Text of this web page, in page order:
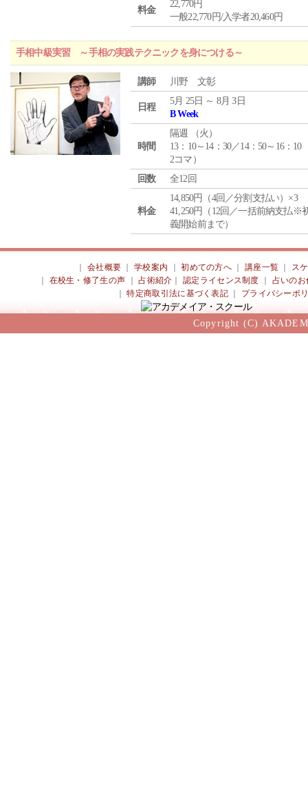
料金
22,770円
一般22,770円/入学者20,460円
手相中級実習 ～手相の実践テクニックを身につける～
講師 川野 文彰
日程
5月 25日 ～ 8月 3日
B Week
時間
隔週 （火 ）
13：10～14：30／14：50～16：10
2コマ）
回数
全12回
料金
14,850円（4回／分割支払い）×3
41,250円（12回／一括前納支払※
義開始前まで）
会社概要 ｜学校案内 ｜初めての方へ 講座一覧
ス
在校生・修了生の声 ｜占術紹介 ｜認定ライセンス制度
占いのお
｜特定商取引法に基づく表記 プライバシーポ
Copyright (C)